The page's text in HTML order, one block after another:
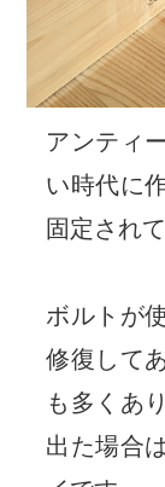
アンティ
い時代に
固定され
ボルトが
修復して
も多くあ
出た場合